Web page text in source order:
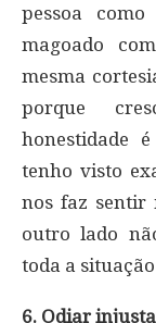
pessoa
magoado
mesma
porque
honestidade
tenho visto
nos faz sentir
outro lado
toda a
6. Odiar